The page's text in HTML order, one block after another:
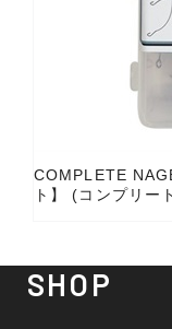
COMPLETE
ト】 (コンプリー
SHOP